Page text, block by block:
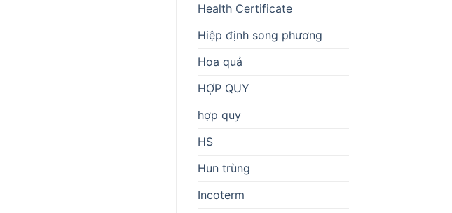
Health Certificate
Hiệp định song phương
Hoa quả
HỢP QUY
hợp quy
HS
Hun trùng
Incoterm